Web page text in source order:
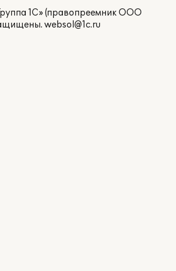
1С» (правопреемник ООО
websol@1c.ru